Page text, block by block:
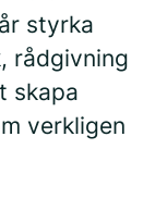
styrka
rådgivning
skapa
verkligen